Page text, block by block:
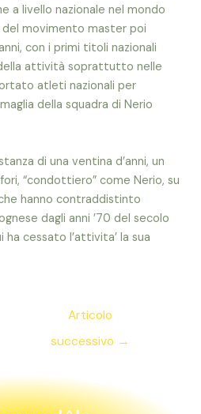
a livello nazionale nel mondo
movimento master poi
con i primi titoli nazionali
attività soprattutto nelle
atleti nazionali per
della squadra di Nerio
di una ventina d’anni, un
“condottiero” come Nerio, su
hanno contraddistinto
dagli anni ’70 del secolo
ha cessato l’attivita’ la sua
Articolo
successivo →